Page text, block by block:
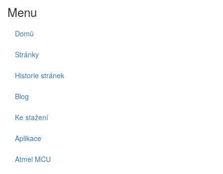
Menu
Domů
Stránky
Historie stránek
Blog
Ke stažení
Aplikace
Atmel MCU